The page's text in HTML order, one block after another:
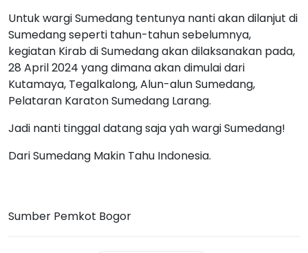
Untuk wargi Sumedang tentunya nanti akan dilanjut di
Sumedang seperti tahun-tahun sebelumnya,
kegiatan Kirab di Sumedang akan dilaksanakan pada,
28 April 2024 yang dimana akan dimulai dari
Kutamaya, Tegalkalong, Alun-alun Sumedang,
Pelataran Karaton Sumedang Larang.
Jadi nanti tinggal datang saja yah wargi Sumedang!
Dari Sumedang Makin Tahu Indonesia.
Sumber Pemkot Bogor